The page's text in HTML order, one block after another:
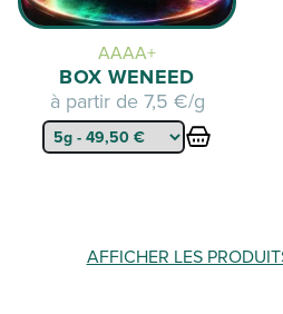
AAAA+
BOX WENEED
à partir de 7,5 €/g
AFFICHER LES